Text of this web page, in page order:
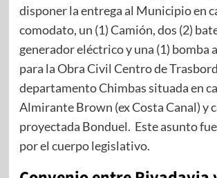
disponer la entrega al Municipio en
comodato, un (1) Camión, dos (2)
generador eléctrico y una (1) bomba
para la Obra Civil Centro de
departamento Chimbas situada en
Almirante Brown (ex Costa Canal) y
proyectada Bonduel. Este asunto
por el cuerpo legislativo.